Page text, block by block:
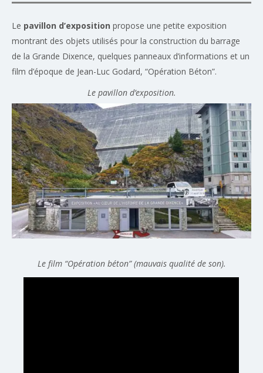
Le pavillon d’exposition propose une petite exposition
montrant des objets utilisés pour la construction du barrage
de la Grande Dixence, quelques panneaux d’informations et un
film d’époque de Jean-Luc Godard, “Opération Béton”.
Le pavillon d’exposition.
Le film “Opération béton” (mauvais qualité de son).